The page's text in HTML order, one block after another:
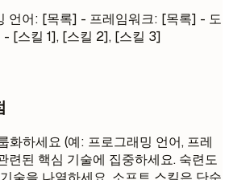
언어: [목록] - 프레임워크: [목록] - 도
- [스킬 1], [스킬 2], [스킬 3]
화하세요 (예: 프로그래밍 언어, 프레
련된 핵심 기술에 집중하세요. 숙련도